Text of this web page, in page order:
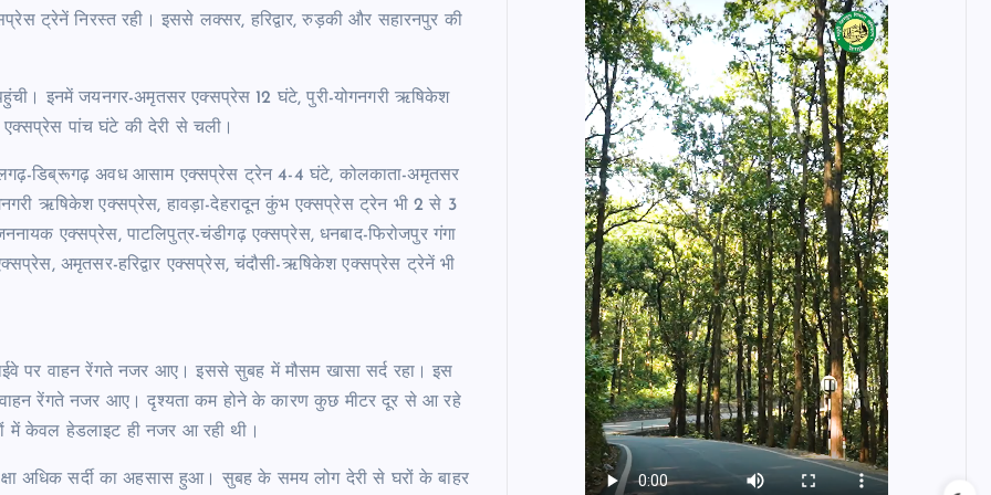
ट्रेनें निरस्त रही। इससे लक्सर, हरिद्वार, रुड़की और सहारनपुर की
इनमें जयनगर-अमृतसर एक्सप्रेस 12 घंटे, पुरी-योगनगरी ऋषिकेश
एक्सप्रेस पांच घंटे की देरी से चली।
डिब्रूगढ़ अवध आसाम एक्सप्रेस ट्रेन 4-4 घंटे, कोलकाता-अमृतसर
ऋषिकेश एक्सप्रेस, हावड़ा-देहरादून कुंभ एक्सप्रेस ट्रेन भी 2 से 3
एक्सप्रेस, पाटलिपुत्र-चंडीगढ़ एक्सप्रेस, धनबाद-फिरोजपुर गंगा
अमृतसर-हरिद्वार एक्सप्रेस, चंदौसी-ऋषिकेश एक्सप्रेस ट्रेनें भी
पर वाहन रेंगते नजर आए। इससे सुबह में मौसम खासा सर्द रहा। इस
वाहन रेंगते नजर आए। दृश्यता कम होने के कारण कुछ मीटर दूर से आ रहे
में केवल हेडलाइट ही नजर आ रही थी।
अधिक सर्दी का अहसास हुआ। सुबह के समय लोग देरी से घरों के बाहर